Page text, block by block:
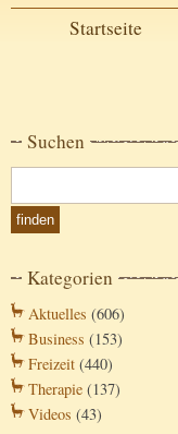
Startseite
Suchen
Kategorien
Aktuelles (606)
Business (153)
Freizeit (440)
Therapie (137)
Videos (43)